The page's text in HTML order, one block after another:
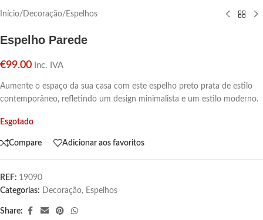
Início/ Decoração/ Espelhos
Espelho Parede
€99.00 Inc. IVA
Aumente o espaço da sua casa com este espelho preto prata de estilo
contemporâneo, refletindo um design minimalista e um estilo moderno.
Esgotado
Compare Adicionar aos favoritos
REF: 19090
Categorias: Decoração, Espelhos
Share: